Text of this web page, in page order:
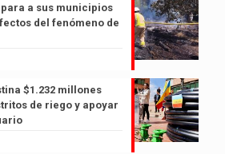
a sus municipios
del fenómeno de
$1.232 millones
de riego y apoyar